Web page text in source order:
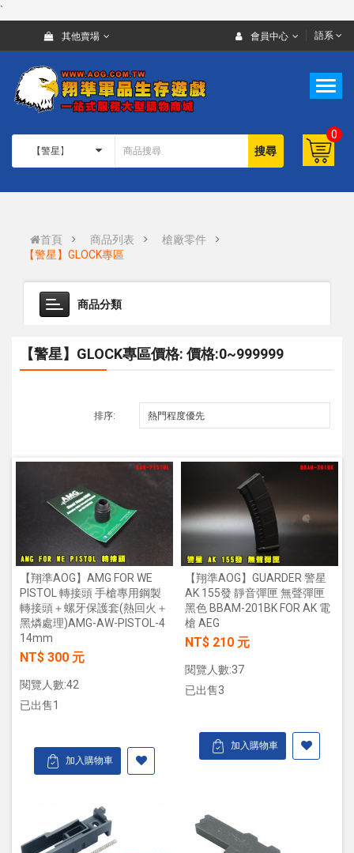
`
其他賣場 會員中心 語系
搜尋
0
首頁 商品列表
槍廠零件
【警星】GLOCK專區
商品分類
【警星】GLOCK專區價格: 價格:0~999999
排序:
【翔準AOG】AMG FOR WE
PISTOL 轉接頭 手槍專用鋼製
轉接頭＋螺牙保護套(熱回火＋
黑燐處理)AMG-AW-PISTOL-4
14mm
NT$ 300 元
閱覽人數:42
已出售1
加入購物車
【翔準AOG】GUARDER 警星
AK 155發 靜音彈匣 無聲彈匣
黑色 BBAM-201BK FOR AK 電
槍 AEG
NT$ 210 元
閱覽人數:37
已出售3
加入購物車